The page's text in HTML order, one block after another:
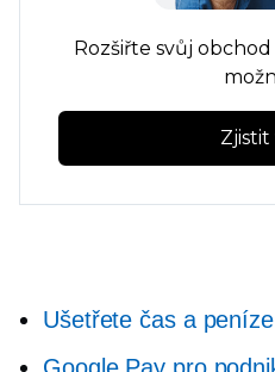
Rozšiřte svůj
Zjistit
Ušetřete čas a